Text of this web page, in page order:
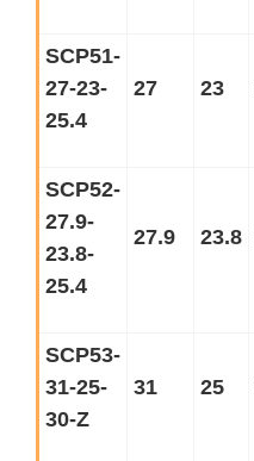
SCP51-
27-23-
25.4
27 23
SCP52-
27.9-
23.8-
25.4
27.9 23.8
SCP53-
31-25-
30-Z
31 25